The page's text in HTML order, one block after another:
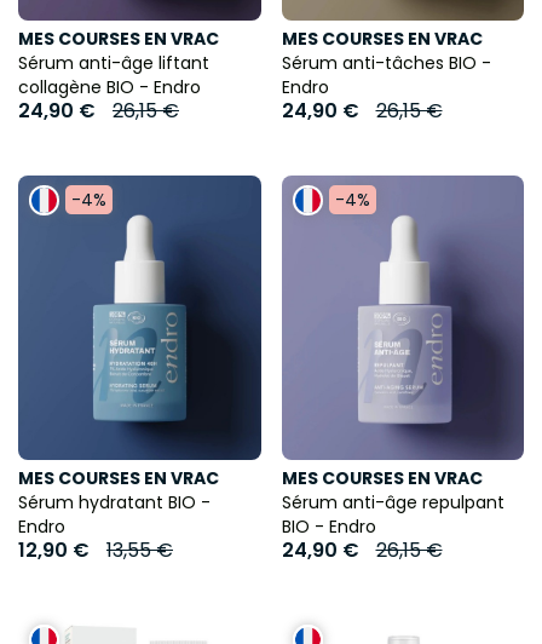
MES COURSES EN VRAC
Sérum anti-âge liftant
collagène BIO - Endro
24,90 € 26,15 €
MES COURSES EN VRAC
Sérum anti-tâches BIO -
Endro
24,90 € 26,15 €
-4%
MES COURSES EN VRAC
Sérum hydratant BIO -
Endro
12,90 € 13,55 €
-4%
MES COURSES EN VRAC
Sérum anti-âge repulpant
BIO - Endro
24,90 € 26,15 €